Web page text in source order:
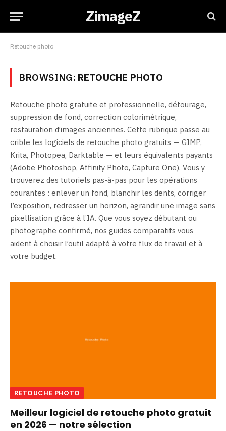
ZimageZ
Retouche photo
BROWSING: RETOUCHE PHOTO
Retouche photo gratuite et professionnelle, détourage,
suppression de fond, correction colorimétrique,
restauration d’images anciennes. Cette rubrique passe au
crible les logiciels de retouche photo gratuits — GIMP,
Krita, Photopea, Darktable — et leurs équivalents payants
(Adobe Photoshop, Affinity Photo, Capture One). Vous y
trouverez des tutoriels pas-à-pas pour les opérations
courantes : enlever un fond, blanchir les dents, corriger
l’exposition, redresser un horizon, agrandir une image sans
pixellisation grâce à l’IA. Que vous soyez débutant ou
photographe confirmé, nos guides comparatifs vous
aident à choisir l’outil adapté à votre flux de travail et à
votre budget.
RETOUCHE PHOTO
Meilleur logiciel de retouche photo gratuit
en 2026 — notre sélection